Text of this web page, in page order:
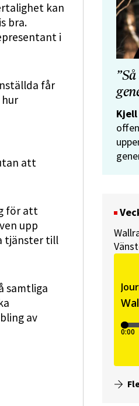
kan
bra.
i
får
att
för att
upp
tjänster till
samtliga
av